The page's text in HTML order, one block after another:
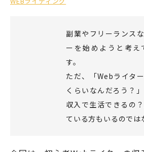
モアフィールド株式会社
〒420-0858
副業やフリーランス
ーを始めようと考え
す。
ただ、「Webライタ
くらいなんだろう？
収入で生活できるの
ている方もいるのでは